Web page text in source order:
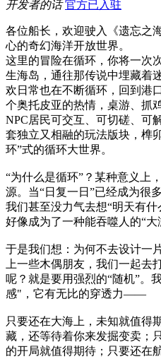
开发者的话 官方已入驻
各位船长，欢迎驶入《遗忘之
心的奇幻海洋开放世界。
这里的冒险在循环，你将一次
生海岛，通往那传说中埋藏着
欢日常也在不断循环，回到港
个奥托皮亚的热情，桌游、抓
NPC居民可交互、可切磋、可
套独立又相融的玩法版块，榫
环”式的循环大世界。
“为什么是循环”？某种意义上
源。当“日复一日”已经成为很
我们甚至没力气去想“明天有
好像成为了一种能吞噬人的“大
于是我们想：为何不去设计一
上一些木偶朋友，我们一起去
呢？就是要用强烈的“随机”。
感"，它有无比的穿透力——
只要还在大海上，未知就值得
藏，还等待着你来发掘变卖；
的开局就值得期待；只要还在